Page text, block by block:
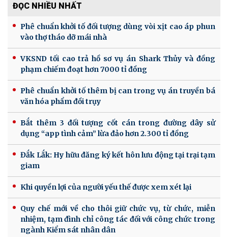
ĐỌC NHIỀU NHẤT
Phê chuẩn khởi tố đối tượng dùng vòi xịt cao áp phun
vào thợ tháo dỡ mái nhà
VKSND tối cao trả hồ sơ vụ án Shark Thủy và đồng
phạm chiếm đoạt hơn 7000 tỉ đồng
Phê chuẩn khởi tố thêm bị can trong vụ án truyền bá
văn hóa phẩm đồi trụy
Bắt thêm 3 đối tượng cốt cán trong đường dây sử
dụng “app tình cảm” lừa đảo hơn 2.300 tỉ đồng
Đắk Lắk: Hy hữu đăng ký kết hôn lưu động tại trại tạm
giam
Khi quyền lợi của người yếu thế được xem xét lại
Quy chế mới về cho thôi giữ chức vụ, từ chức, miễn
nhiệm, tạm đình chỉ công tác đối với công chức trong
ngành Kiểm sát nhân dân